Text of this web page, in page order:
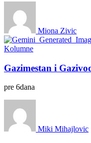
Miona Zivic
Kolumne
Gazimestan i
pre 6dana
Miki Mihajlovic